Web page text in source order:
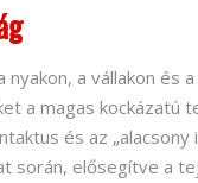
nyakon, a vállakon és
a magas kockázatú
és az „alacsony
során, elősegítve a